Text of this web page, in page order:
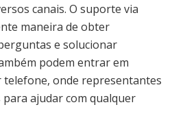
canais. O suporte via
maneira de obter
e solucionar
podem entrar em
onde representantes
ajudar com qualquer